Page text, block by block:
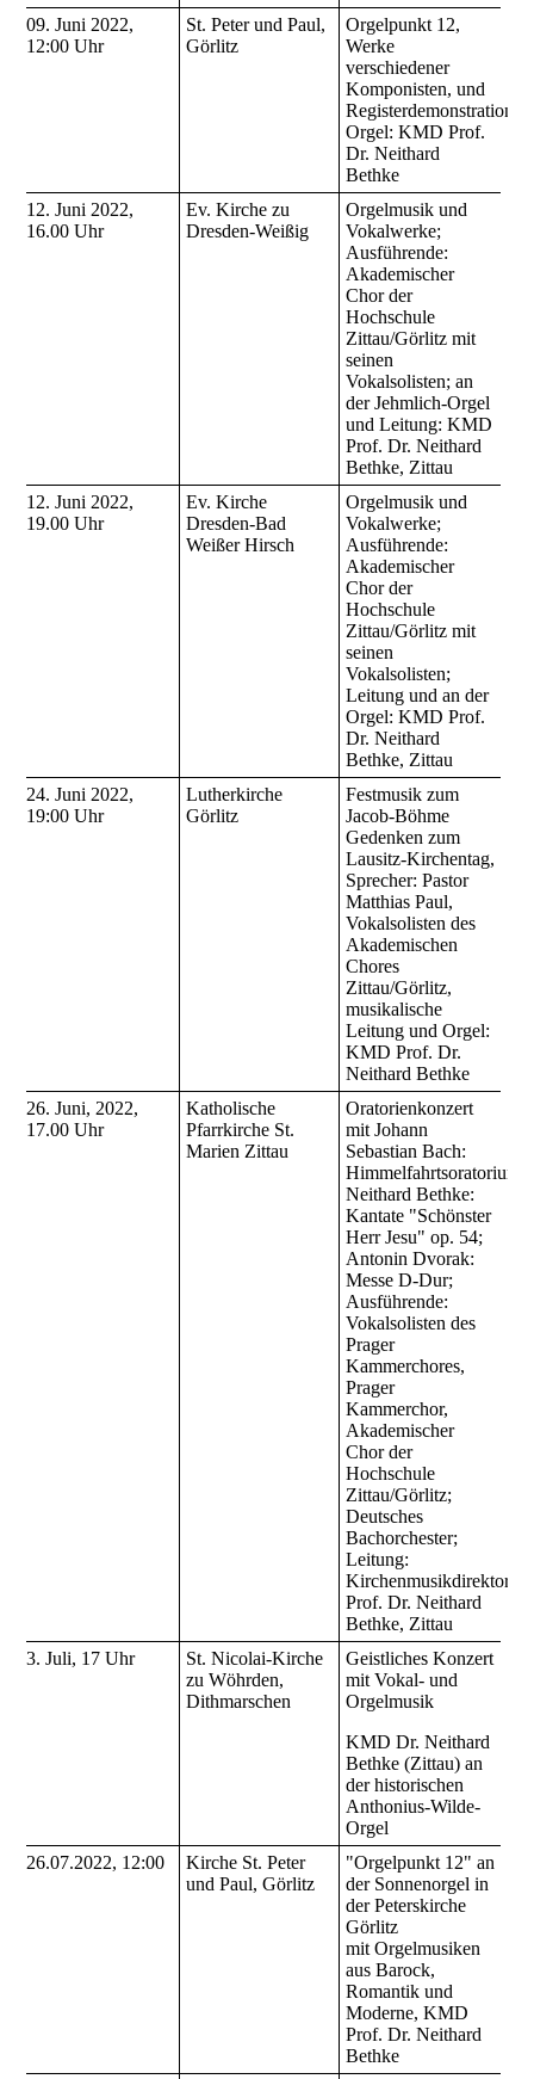
09. Juni 2022,
12:00 Uhr
St. Peter und Paul,
Görlitz
Orgelpunkt 12,
Werke
verschiedener
Komponisten, und
Orgel: KMD Prof.
Dr. Neithard
Bethke
12. Juni 2022,
16.00 Uhr
Ev. Kirche zu
Dresden-Weißig
Orgelmusik und
Vokalwerke;
Ausführende:
Akademischer
Chor der
Hochschule
Zittau/Görlitz mit
seinen
Vokalsolisten; an
der Jehmlich-Orgel
und Leitung: KMD
Prof. Dr. Neithard
Bethke, Zittau
12. Juni 2022,
19.00 Uhr
Ev. Kirche
Dresden-Bad
Weißer Hirsch
Orgelmusik und
Vokalwerke;
Ausführende:
Akademischer
Chor der
Hochschule
Zittau/Görlitz mit
seinen
Vokalsolisten;
Leitung und an der
Orgel: KMD Prof.
Dr. Neithard
Bethke, Zittau
24. Juni 2022,
19:00 Uhr
Lutherkirche
Görlitz
Festmusik zum
Jacob-Böhme
Gedenken zum
Lausitz-Kirchentag,
Sprecher: Pastor
Matthias Paul,
Vokalsolisten des
Akademischen
Chores
Zittau/Görlitz,
musikalische
Leitung und Orgel:
KMD Prof. Dr.
Neithard Bethke
26. Juni, 2022,
17.00 Uhr
Katholische
Pfarrkirche St.
Marien Zittau
Oratorienkonzert
mitJohann
Sebastian Bach:
Himmelfahrtsoratorium;
Neithard Bethke:
Kantate "Schönster
Herr Jesu" op. 54;
Antonin Dvorak:
Messe D-Dur;
Ausführende:
Vokalsolisten des
Prager
Kammerchores,
Prager
Kammerchor,
Akademischer
Chor der
Hochschule
Zittau/Görlitz;
Deutsches
Bachorchester;
Leitung:
Kirchenmusikdirektor
Prof. Dr. Neithard
Bethke, Zittau
3. Juli, 17 Uhr
St. Nicolai-Kirche
zu Wöhrden,
Dithmarschen
Geistliches Konzert
mit Vokal- und
Orgelmusik
KMD Dr. Neithard
Bethke (Zittau) an
der historischen
Anthonius-Wilde-
Orgel
26.07.2022, 12:00
Kirche St. Peter
und Paul, Görlitz
"Orgelpunkt 12" an
der Sonnenorgel in
der Peterskirche
Görlitz
mit Orgelmusiken
aus Barock,
Romantik und
Moderne, KMD
Prof. Dr. Neithard
Bethke